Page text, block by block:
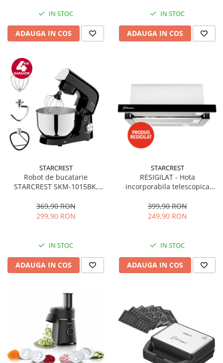
IN STOC
ADAUGA IN COS
IN STOC
ADAUGA IN COS
STARCREST
Robot de bucatarie
STARCREST SKM-1015BK,
Accesorii, 10 Viteze + Pulse,
Negru
369,90 RON
299,90 RON
IN STOC
ADAUGA IN COS
STARCREST
RESIGILAT - Hota
incorporabila telescopica
Putere de absorbtie 550 m3/h,
1 Motor, 2 Trepte putere, 60
399,90 RON
249,90 RON
IN STOC
ADAUGA IN COS